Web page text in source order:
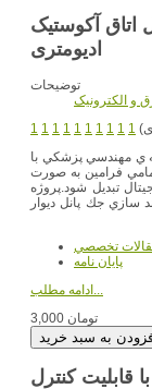
اتاق آکوستیک
توضیحات
و الکترونيک
1 1 1 1 1 1 1 1 1 1
ي مهندسي پزشكي با
فرامين به صورت
تبديل شود.پروژه
جك پانل ديوار
تخصصي
پایان نامه
ادامه مطلب...
3,000 تومان
قابلیت کنترل